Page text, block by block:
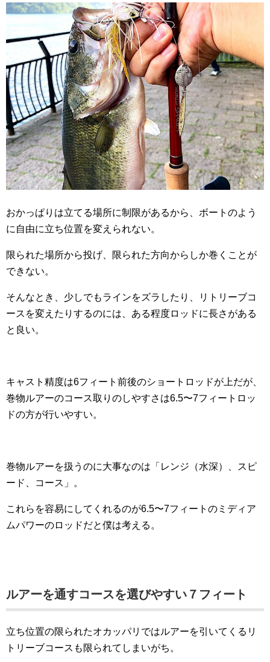
おかっぱりは立てる場所に制限があるから、ボートのよう
に自由に立ち位置を変えられない。
限られた場所から投げ、限られた方向からしか巻くことが
できない。
そんなとき、少しでもラインをズラしたり、リトリーブコ
ースを変えたりするのには、ある程度ロッドに長さがある
と良い。
キャスト精度は6フィート前後のショートロッドが上だが、
巻物ルアーのコース取りのしやすさは6.5〜7フィートロッ
ドの方が行いやすい。
巻物ルアーを扱うのに大事なのは「レンジ（水深）、スピ
ード、コース」。
これらを容易にしてくれるのが6.5〜7フィートのミディア
ムパワーのロッドだと僕は考える。
ルアーを通すコースを選びやすい７フィート
立ち位置の限られたオカッパリではルアーを引いてくるリ
トリーブコースも限られてしまいがち。